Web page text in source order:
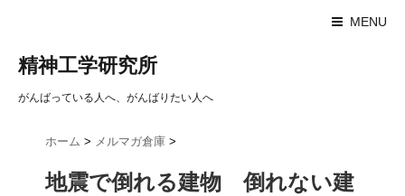
MENU
精神工学研究所
がんばっている人へ、がんばりたい人へ
ホーム > メルマガ倉庫 >
地震で倒れる建物 倒れない建